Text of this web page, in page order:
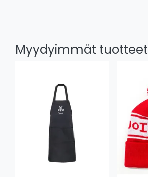
Myydyimmät tuotteet